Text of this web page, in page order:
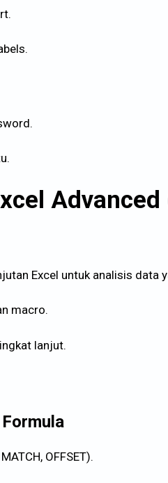
Excel untuk analisis data
macro.
lanjut.
OFFSET).